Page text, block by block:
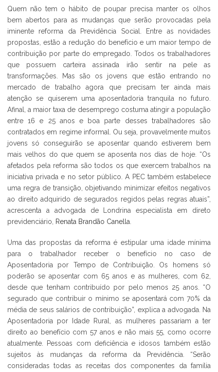
Quem não tem o hábito de poupar precisa manter os olhos
bem abertos para as mudanças que serão provocadas pela
iminente reforma da Previdência Social. Entre as novidades
propostas, estão a redução do benefício e um maior tempo de
contribuição por parte do empregado. Todos os trabalhadores
que possuem carteira assinada irão sentir na pele as
transformações. Mas são os jovens que estão entrando no
mercado de trabalho agora que precisam ter ainda mais
atenção se quiserem uma aposentadoria tranquila no futuro.
Afinal, a maior taxa de desemprego costuma atingir a população
entre 16 e 25 anos e boa parte desses trabalhadores são
contratados em regime informal. Ou seja, provavelmente muitos
jovens só conseguirão se aposentar quando estiverem bem
mais velhos do que quem se aposenta nos dias de hoje. “Os
afetados pela reforma são todos os que exercem trabalhos na
iniciativa privada e no setor público. A PEC também estabelece
uma regra de transição, objetivando minimizar efeitos negativos
ao direito adquirido de segurados regidos pelas regras atuais”,
acrescenta a advogada de Londrina especialista em direto
previdenciário,
Renata Brandão Canella
Uma das propostas da reforma é estipular uma idade mínima
para o trabalhador receber o benefício no caso de
Aposentadoria por Tempo de Contribuição. Os homens só
poderão se aposentar com 65 anos e as mulheres, com 62,
desde que tenham contribuído por pelo menos 25 anos. “O
segurado que contribuir o mínimo se aposentará com 70% da
média de seus salários de contribuição”, explica a advogada. Na
Aposentadoria por Idade Rural, as mulheres passariam a ter
direito ao benefício com 57 anos e não mais 55, como ocorre
atualmente. Pessoas com deficiência e idosos também estão
sujeitos às mudanças da reforma da Previdência. “Serão
consideradas todas as receitas dos componentes da família